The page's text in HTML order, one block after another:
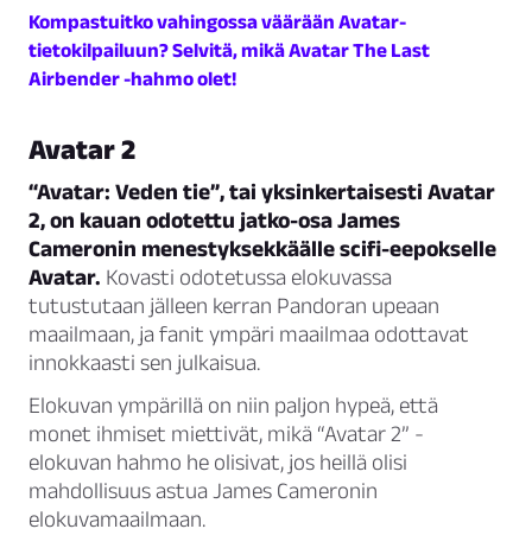
Kompastuitko vahingossa väärään Avatar-
tietokilpailuun? Selvitä, mikä Avatar The Last
Airbender -hahmo olet!
Avatar 2
“Avatar: Veden tie”, tai yksinkertaisesti Avatar
2, on kauan odotettu jatko-osa James
Cameronin menestyksekkäälle scifi-eepokselle
Avatar. Kovasti odotetussa elokuvassa
tutustutaan jälleen kerran Pandoran upeaan
maailmaan, ja fanit ympäri maailmaa odottavat
innokkaasti sen julkaisua.
Elokuvan ympärillä on niin paljon hypeä, että
monet ihmiset miettivät, mikä “Avatar 2” -
elokuvan hahmo he olisivat, jos heillä olisi
mahdollisuus astua James Cameronin
elokuvamaailmaan.